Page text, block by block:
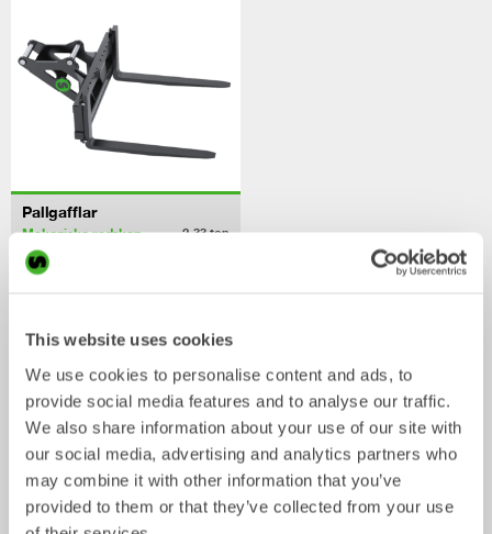
This website uses cookies
We use cookies to personalise content and ads, to
provide social media features and to analyse our traffic.
We also share information about your use of our site with
our social media, advertising and analytics partners who
may combine it with other information that you’ve
provided to them or that they’ve collected from your use
Pallgafflar
Mekaniska redskap 2-33ton